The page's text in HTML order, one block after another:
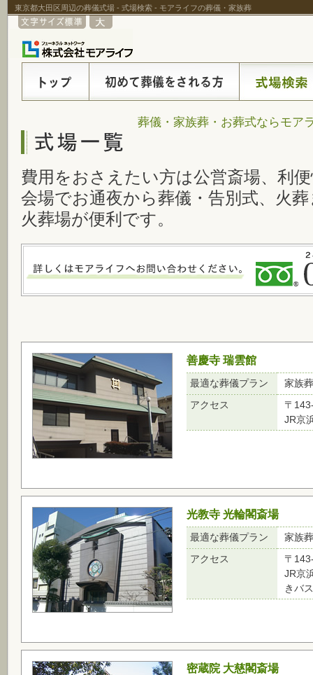
東京都大田区周辺の葬儀式場 - 式場検索 - モアライフの葬儀・家族葬
葬儀・家族葬・お葬式ならモア
費用をおさえたい方は公営斎場、利
会場でお通夜から葬儀・告別式、火
火葬場が便利です。
善慶寺 瑞雲館
最適な葬儀プラン
家族
アクセス
〒
JR京
光教寺 光輪閣斎場
最適な葬儀プラン
家族
アクセス
〒
JR京
きバス
密蔵院 大慈閣斎場